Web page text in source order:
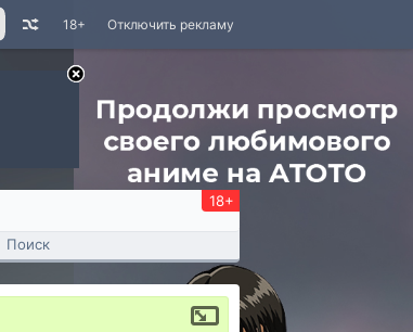
Отключить рекламу
18+
18+
Поиск